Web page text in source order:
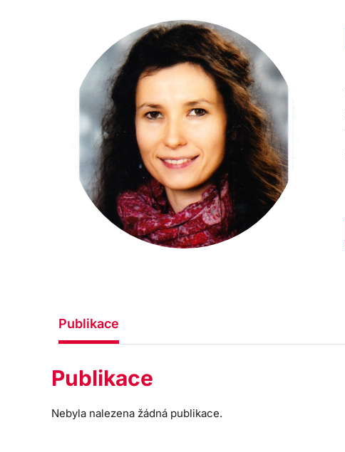
Publikace
Publikace
Nebyla nalezena žádná publikace.